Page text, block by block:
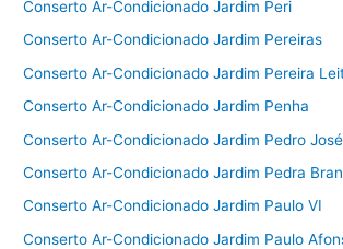
Conserto Ar-Condicionado Jardim Peri
Conserto Ar-Condicionado Jardim Pereiras
Conserto Ar-Condicionado Jardim Pereira
Conserto Ar-Condicionado Jardim Penha
Conserto Ar-Condicionado Jardim Pedro
Conserto Ar-Condicionado Jardim Pedra
Conserto Ar-Condicionado Jardim Paulo VI
Conserto Ar-Condicionado Jardim Paulo